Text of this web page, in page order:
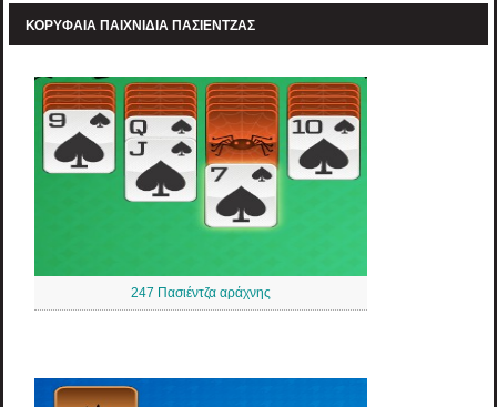
ΚΟΡΥΦΑΊΑ ΠΑΙΧΝΊΔΙΑ ΠΑΣΙΈΝΤΖΑΣ
247 Πασιέντζα αράχνης